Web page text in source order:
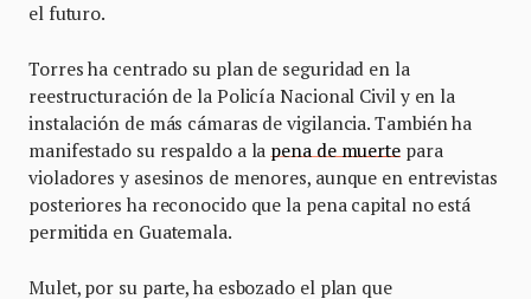
el futuro.
Torres ha centrado su plan de seguridad en la
reestructuración de la Policía Nacional Civil y en la
instalación de más cámaras de vigilancia. También ha
manifestado su respaldo a lapena de muerte para
violadores y asesinos de menores, aunque en entrevistas
posteriores ha reconocido que la pena capital no está
permitida en Guatemala.
Mulet, por su parte, ha esbozado el plan que